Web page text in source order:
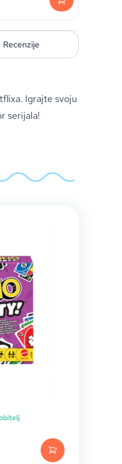
Recenzije
Igrajte svoju
serijala!